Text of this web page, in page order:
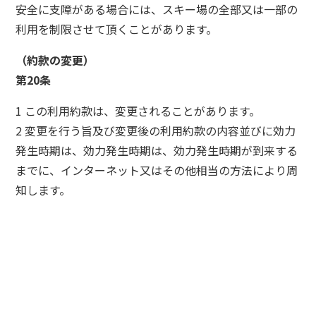
安全に支障がある場合には、スキー場の全部又は一部の
利用を制限させて頂くことがあります。
（約款の変更）
第20条
1 この利用約款は、変更されることがあります。
2 変更を行う旨及び変更後の利用約款の内容並びに効力
発生時期は、効力発生時期は、効力発生時期が到来する
までに、インターネット又はその他相当の方法により周
知します。